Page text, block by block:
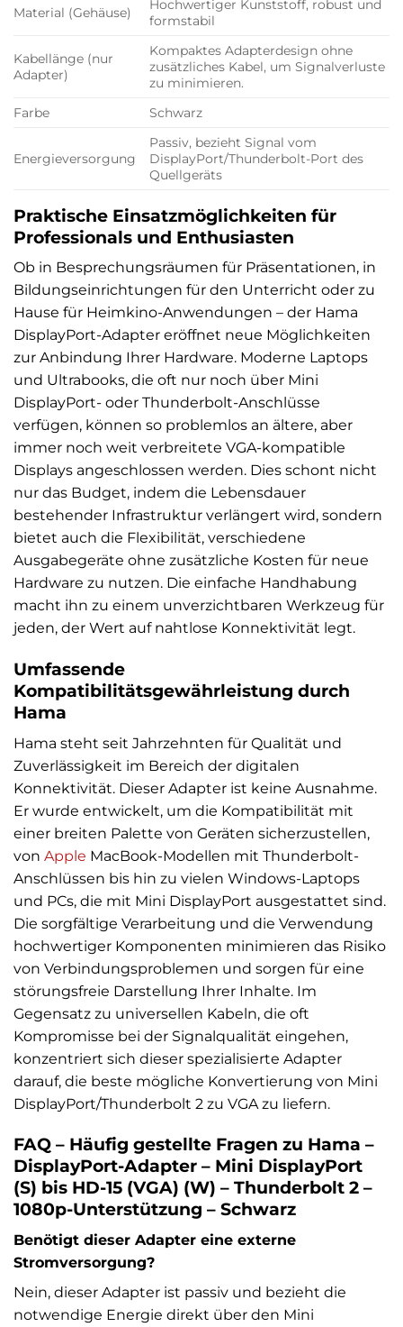
Material (Gehäuse)
Hochwertiger Kunststoff, robust und
formstabil
Kabellänge (nur
Adapter)
Kompaktes Adapterdesign ohne
zusätzliches Kabel, um Signalverluste
zu minimieren.
Farbe
Schwarz
Energieversorgung
Passiv, bezieht Signal vom
DisplayPort/Thunderbolt-Port des
Quellgeräts
Praktische Einsatzmöglichkeiten für
Professionals und Enthusiasten
Ob in Besprechungsräumen für Präsentationen, in
Bildungseinrichtungen für den Unterricht oder zu
Hause für Heimkino-Anwendungen – der Hama
DisplayPort-Adapter eröffnet neue Möglichkeiten
zur Anbindung Ihrer Hardware. Moderne Laptops
und Ultrabooks, die oft nur noch über Mini
DisplayPort- oder Thunderbolt-Anschlüsse
verfügen, können so problemlos an ältere, aber
immer noch weit verbreitete VGA-kompatible
Displays angeschlossen werden. Dies schont nicht
nur das Budget, indem die Lebensdauer
bestehender Infrastruktur verlängert wird, sondern
bietet auch die Flexibilität, verschiedene
Ausgabegeräte ohne zusätzliche Kosten für neue
Hardware zu nutzen. Die einfache Handhabung
macht ihn zu einem unverzichtbaren Werkzeug für
jeden, der Wert auf nahtlose Konnektivität legt.
Umfassende
Kompatibilitätsgewährleistung durch
Hama
Hama steht seit Jahrzehnten für Qualität und
Zuverlässigkeit im Bereich der digitalen
Konnektivität. Dieser Adapter ist keine Ausnahme.
Er wurde entwickelt, um die Kompatibilität mit
einer breiten Palette von Geräten sicherzustellen,
von Apple MacBook-Modellen mit Thunderbolt-
Anschlüssen bis hin zu vielen Windows-Laptops
und PCs, die mit Mini DisplayPort ausgestattet sind.
Die sorgfältige Verarbeitung und die Verwendung
hochwertiger Komponenten minimieren das Risiko
von Verbindungsproblemen und sorgen für eine
störungsfreie Darstellung Ihrer Inhalte. Im
Gegensatz zu universellen Kabeln, die oft
Kompromisse bei der Signalqualität eingehen,
konzentriert sich dieser spezialisierte Adapter
darauf, die beste mögliche Konvertierung von Mini
DisplayPort/Thunderbolt 2 zu VGA zu liefern.
FAQ – Häufig gestellte Fragen zu Hama –
DisplayPort-Adapter – Mini DisplayPort
(S) bis HD-15 (VGA) (W) – Thunderbolt 2 –
1080p-Unterstützung – Schwarz
Benötigt dieser Adapter eine externe
Stromversorgung?
Nein, dieser Adapter ist passiv und bezieht die
notwendige Energie direkt über den Mini